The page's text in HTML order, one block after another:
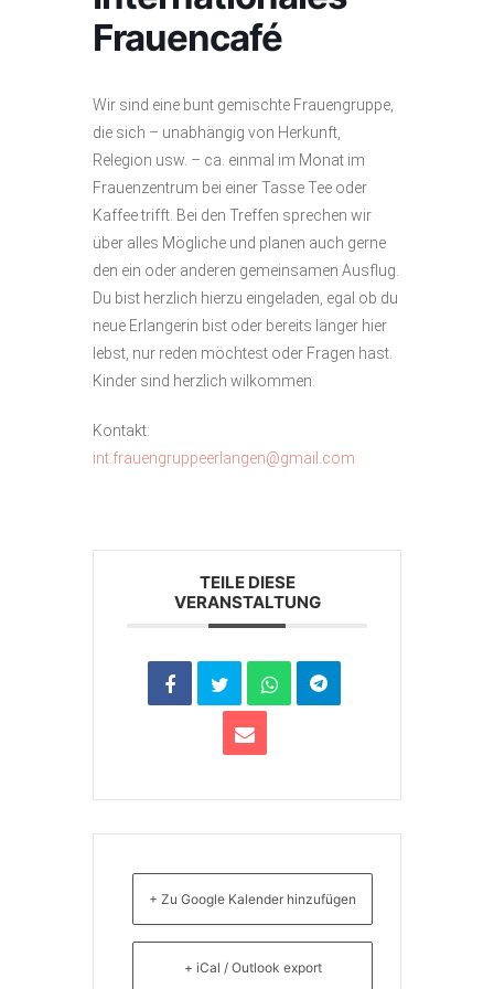
Frauencafé
Wir sind eine bunt gemischte Frauengruppe,
die sich – unabhängig von Herkunft,
Relegion usw. – ca. einmal im Monat im
Frauenzentrum bei einer Tasse Tee oder
Kaffee trifft. Bei den Treffen sprechen wir
über alles Mögliche und planen auch gerne
den ein oder anderen gemeinsamen Ausflug.
Du bist herzlich hierzu eingeladen, egal ob du
neue Erlangerin bist oder bereits länger hier
lebst, nur reden möchtest oder Fragen hast.
Kinder sind herzlich wilkommen.
Kontakt:
int.frauengruppeerlangen@gmail.com
TEILE DIESE
VERANSTALTUNG
+ Zu Google Kalender hinzufügen
+ iCal / Outlook export